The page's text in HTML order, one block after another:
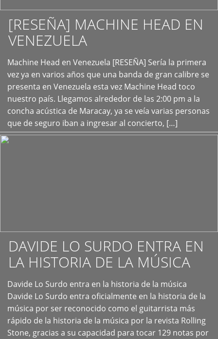
[RESEÑA] MACHINE HEAD EN
VENEZUELA
Machine Head en Venezuela [RESEÑA] Sería la primera
vez ya en varios años que una banda de gran calibre se
presenta en Venezuela esta vez Machine Head toco
nuestro país. Llegamos alrededor de las 2:00 pm a la
concha acústica de Maracay, ya se veía varias personas
que de seguro iban a ingresar al concierto, […]
+
DAVIDE LO SURDO ENTRA EN
LA HISTORIA DE LA MÚSICA
Davide Lo Surdo entra en la historia de la música
Davide Lo Surdo entra oficialmente en la historia de la
música por ser reconocido como el guitarrista más
rápido de la historia de la música por la revista Rolling
Stone, gracias a su capacidad para tocar 129 notas por
+